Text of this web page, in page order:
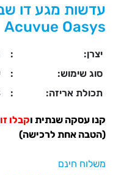
עדשות מגע דו
Acuvue Oasys
יצרן: :
סוג שימוש:
:
תכולת אריזה:
:
קנו עסקה שנתית וקבלו
(הטבה אחת לרכישה)
משלוח חינם